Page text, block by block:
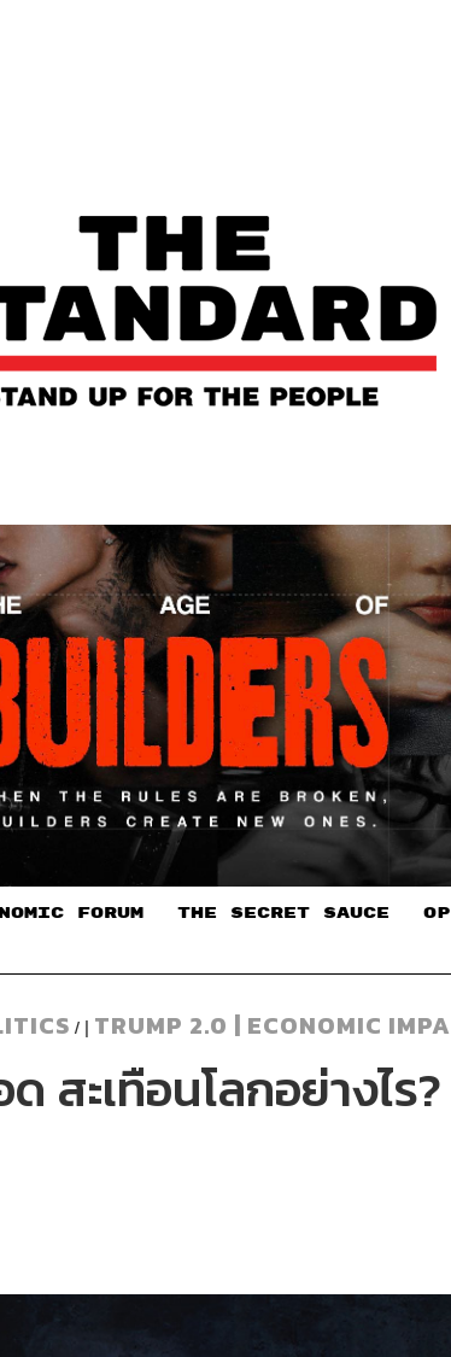
FORUM THE SECRET SAUCE​
/ | TRUMP 2.0 | ECONOMIC
สะเทือนโลกอย่างไร?